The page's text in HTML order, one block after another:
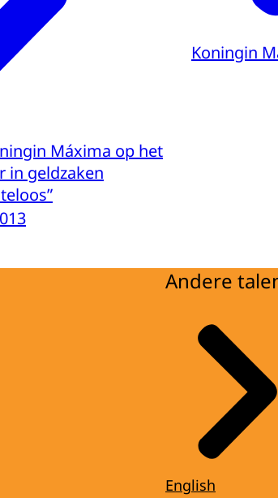
Máxima op het
in geldzaken
Koningin
Andere
English